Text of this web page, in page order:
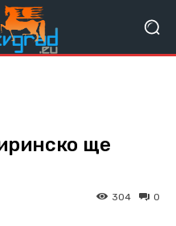
ще
0
304